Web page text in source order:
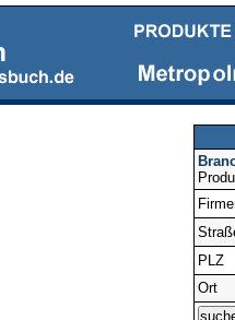
PLZ
Ort